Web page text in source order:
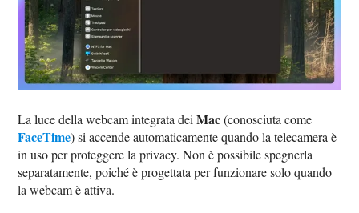
La luce della webcam integrata deiMac(conosciuta come
FaceTime) si accende automaticamente quando la telecamera è
in uso per proteggere la privacy. Non è possibile spegnerla
separatamente, poiché è progettata per funzionare solo quando
la webcam è attiva.